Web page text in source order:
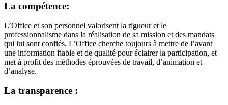
La compétence:
L’Office et son personnel valorisent la rigueur et le
professionnalisme dans la réalisation de sa mission et des mandats
qui lui sont confiés. L’Office cherche toujours à mettre de l’avant
une information fiable et de qualité pour éclairer la participation, et
met à profit des méthodes éprouvées de travail, d’animation et
d’analyse.
La transparence :